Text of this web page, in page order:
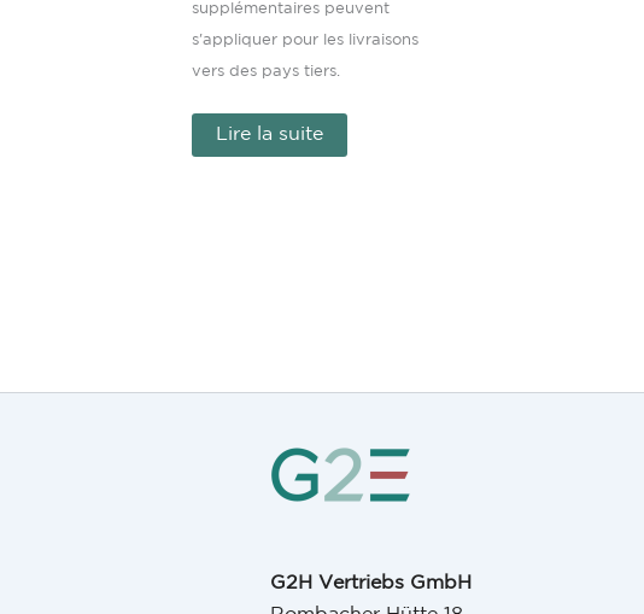
supplémentaires peuvent
s'appliquer pour les livraisons
vers des pays tiers.
Lire la suite
G2H Vertriebs GmbH